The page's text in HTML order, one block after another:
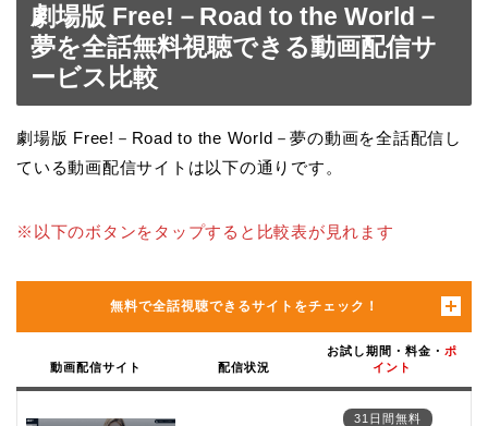
劇場版 Free!－Road to the World－
夢を全話無料視聴できる動画配信サ
ービス比較
劇場版 Free!－Road to the World－夢の動画を全話配信し
ている動画配信サイトは以下の通りです。
※以下のボタンをタップすると比較表が見れます
無料で全話視聴できるサイトをチェック！
動画配信サイト 配信状況
お試し期間・料金・ ポ
イント
31日間無料